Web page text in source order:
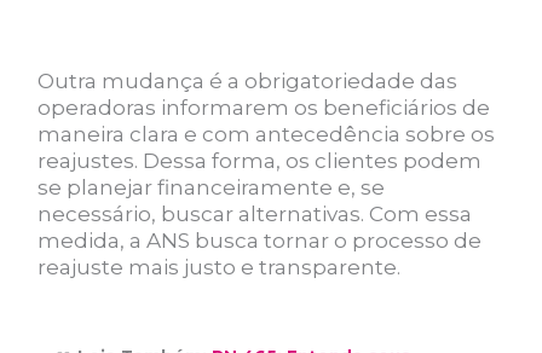
Outra mudança é a obrigatoriedade das
operadoras informarem os beneficiários de
maneira clara e com antecedência sobre os
reajustes. Dessa forma, os clientes podem
se planejar financeiramente e, se
necessário, buscar alternativas. Com essa
medida, a ANS busca tornar o processo de
reajuste mais justo e transparente.